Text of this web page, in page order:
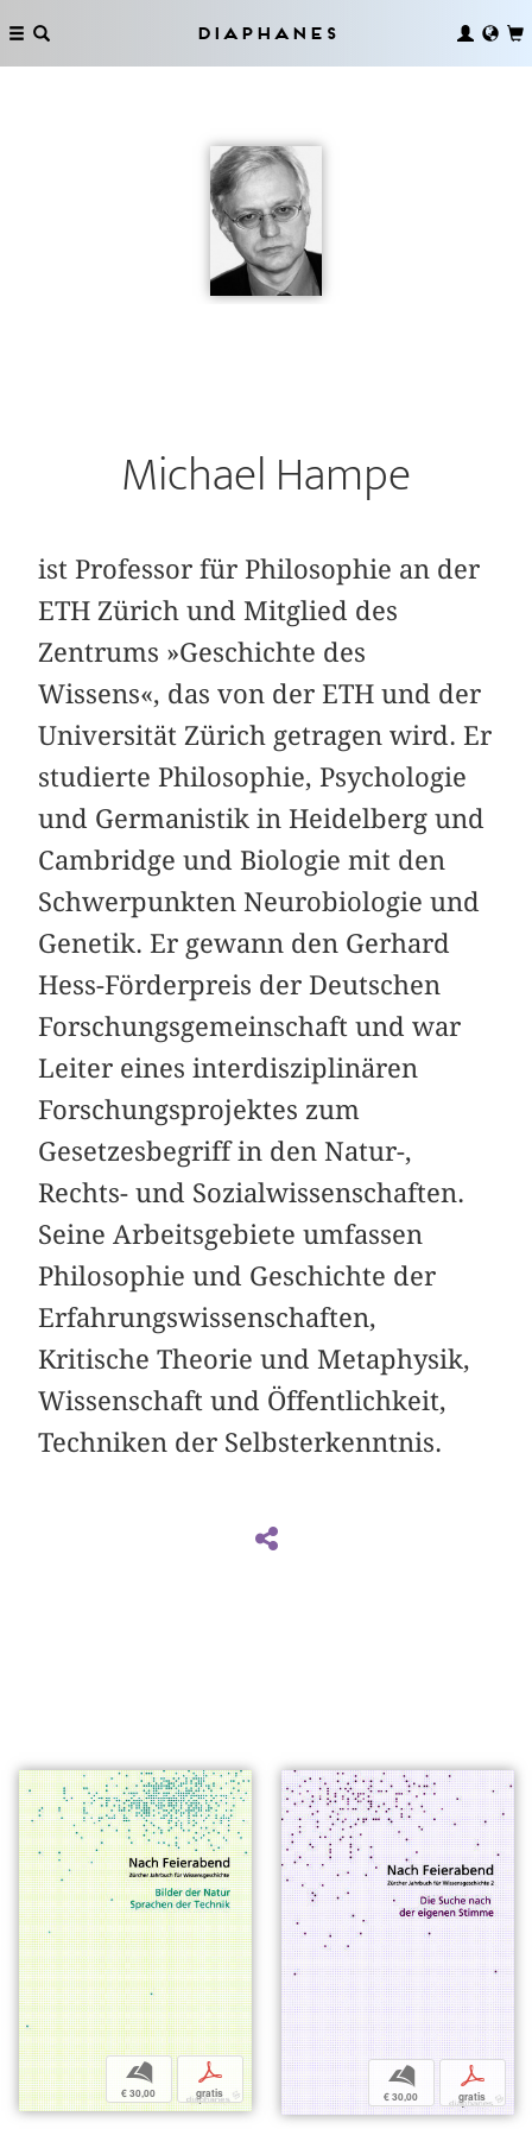
Diaphanes
Michael Hampe
ist Professor für Philosophie an der
ETH Zürich und Mitglied des
Zentrums »Geschichte des
Wissens«, das von der ETH und der
Universität Zürich getragen wird. Er
studierte Philosophie, Psychologie
und Germanistik in Heidelberg und
Cambridge und Biologie mit den
Schwerpunkten Neurobiologie und
Genetik. Er gewann den Gerhard
Hess-Förderpreis der Deutschen
Forschungsgemeinschaft und war
Leiter eines interdisziplinären
Forschungsprojektes zum
Gesetzesbegriff in den Natur-,
Rechts- und Sozialwissenschaften.
Seine Arbeitsgebiete umfassen
Philosophie und Geschichte der
Erfahrungswissenschaften,
Kritische Theorie und Metaphysik,
Wissenschaft und Öffentlichkeit,
Techniken der Selbsterkenntnis.
b
€ 30,00
p
gratis
b
€ 30,00
p
gratis